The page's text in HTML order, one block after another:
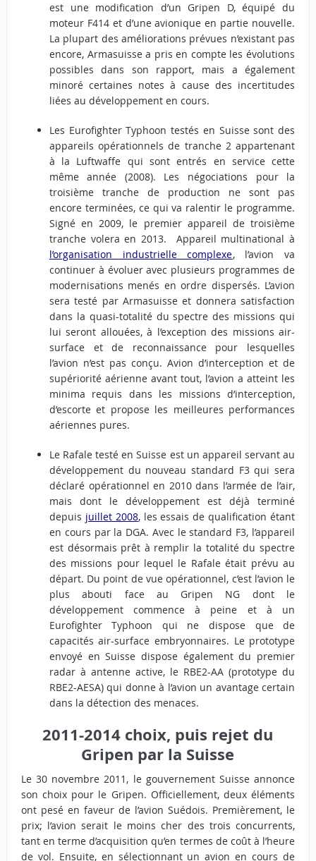
est une modification d’un Gripen D, équipé du
moteur F414 et d’une avionique en partie nouvelle.
La plupart des améliorations prévues n’existant pas
encore, Armasuisse a pris en compte les évolutions
possibles dans son rapport, mais a également
minoré certaines notes à cause des incertitudes
liées au développement en cours.
Les Eurofighter Typhoon testés en Suisse sont des
appareils opérationnels de tranche 2 appartenant
à la Luftwaffe qui sont entrés en service cette
même année (2008). Les négociations pour la
troisième tranche de production ne sont pas
encore terminées, ce qui va ralentir le programme.
Signé en 2009, le premier appareil de troisième
tranche volera en 2013. Appareil multinational à
l’organisation industrielle complexe, l’avion va
continuer à évoluer avec plusieurs programmes de
modernisations menés en ordre dispersés. L’avion
sera testé par Armasuisse et donnera satisfaction
dans la quasi-totalité du spectre des missions qui
lui seront allouées, à l’exception des missions air-
surface et de reconnaissance pour lesquelles
l’avion n’est pas conçu. Avion d’interception et de
supériorité aérienne avant tout, l’avion a atteint les
minima requis dans les missions d’interception,
d’escorte et propose les meilleures performances
aériennes pures.
Le Rafale testé en Suisse est un appareil servant au
développement du nouveau standard F3 qui sera
déclaré opérationnel en 2010 dans l’armée de l’air,
mais dont le développement est déjà terminé
depuis juillet 2008, les essais de qualification étant
en cours par la DGA. Avec le standard F3, l’appareil
est désormais prêt à remplir la totalité du spectre
des missions pour lequel le Rafale était prévu au
départ. Du point de vue opérationnel, c’est l’avion le
plus abouti face au Gripen NG dont le
développement commence à peine et à un
Eurofighter Typhoon qui ne dispose que de
capacités air-surface embryonnaires. Le prototype
envoyé en Suisse dispose également du premier
radar à antenne active, le RBE2-AA (prototype du
RBE2-AESA) qui donne à l’avion un avantage certain
dans la détection des menaces.
2011-2014 choix, puis rejet du
Gripen par la Suisse
Le 30 novembre 2011, le gouvernement Suisse annonce
son choix pour le Gripen. Officiellement, deux éléments
ont pesé en faveur de l’avion Suédois. Premièrement, le
prix; l’avion serait le moins cher des trois concurrents,
tant en terme d’acquisition qu’en termes de coût à l’heure
de vol. Ensuite, en sélectionnant un avion en cours de